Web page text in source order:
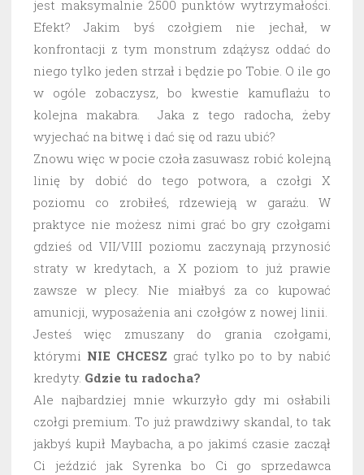
jest maksymalnie 2500 punktów wytrzymałości.
Efekt? Jakim byś czołgiem nie jechał, w
konfrontacji z tym monstrum zdążysz oddać do
niego tylko jeden strzał i będzie po Tobie. O ile go
w ogóle zobaczysz, bo kwestie kamuflażu to
kolejna makabra. Jaka z tego radocha, żeby
wyjechać na bitwę i dać się od razu ubić?
Znowu więc w pocie czoła zasuwasz robić kolejną
linię by dobić do tego potwora, a czołgi X
poziomu co zrobiłeś, rdzewieją w garażu. W
praktyce nie możesz nimi grać bo gry czołgami
gdzieś od VII/VIII poziomu zaczynają przynosić
straty w kredytach, a X poziom to już prawie
zawsze w plecy. Nie miałbyś za co kupować
amunicji, wyposażenia ani czołgów z nowej linii.
Jesteś więc zmuszany do grania czołgami,
którymi NIE CHCESZ grać tylko po to by nabić
kredyty. Gdzie tu radocha?
Ale najbardziej mnie wkurzyło gdy mi osłabili
czołgi premium. To już prawdziwy skandal, to tak
jakbyś kupił Maybacha, a po jakimś czasie zaczął
Ci jeździć jak Syrenka bo Ci go sprzedawca